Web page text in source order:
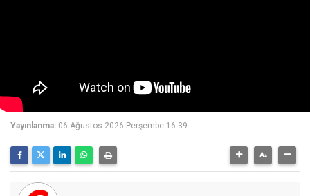
Yayınlanma: 06 Ağustos 2026 Perşembe 16:39